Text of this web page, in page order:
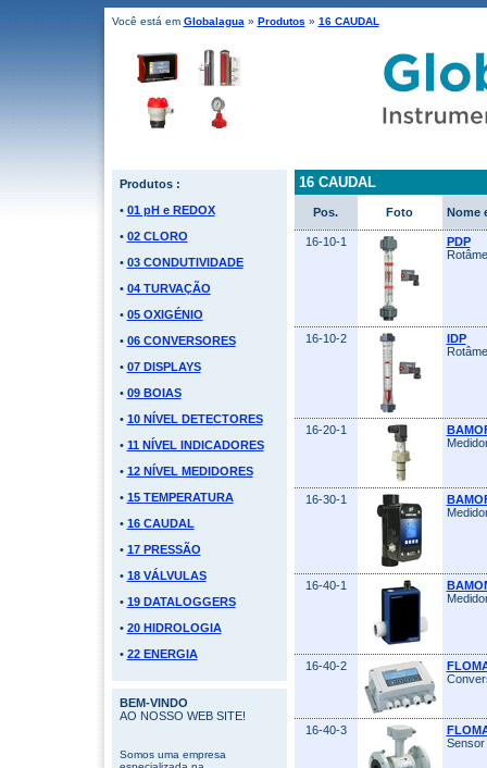
Você está em Globalagua » Produtos » 16 CAUDAL
Produtos :
• 01 pH e REDOX
• 02 CLORO
• 03 CONDUTIVIDADE
• 04 TURVAÇÃO
• 05 OXIGÉNIO
• 06 CONVERSORES
• 07 DISPLAYS
• 09 BOIAS
• 10 NÍVEL DETECTORES
• 11 NÍVEL INDICADORES
• 12 NÍVEL MEDIDORES
• 15 TEMPERATURA
• 16 CAUDAL
• 17 PRESSÃO
• 18 VÁLVULAS
• 19 DATALOGGERS
• 20 HIDROLOGIA
• 22 ENERGIA
BEM-VINDO
AO NOSSO WEB SITE!
Somos uma empresa
16 CAUDAL
Pos. Foto Nome
16-10-1
PDP
16-10-2
IDP
16-20-1
16-30-1
16-40-1
16-40-2
16-40-3
Sensor